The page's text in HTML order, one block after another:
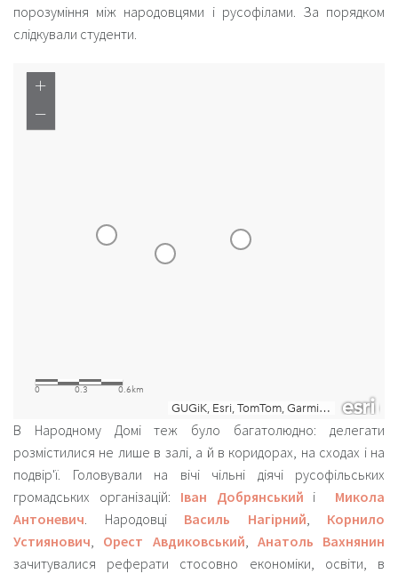
порозуміння між народовцями і русофілами. За порядком
слідкували студенти.
В Народному Домі теж було багатолюдно: делегати
розмістилися не лише в залі, а й в коридорах, на сходах і на
подвір'ї. Головували на вічі чільні діячі русофільських
громадських організацій: Іван Добрянський і Микола
Антоневич. Народовці Василь Нагірний, Корнило
Устиянович, Орест Авдиковський, Анатоль Вахнянин
зачитувалися реферати стосовно економіки, освіти, в